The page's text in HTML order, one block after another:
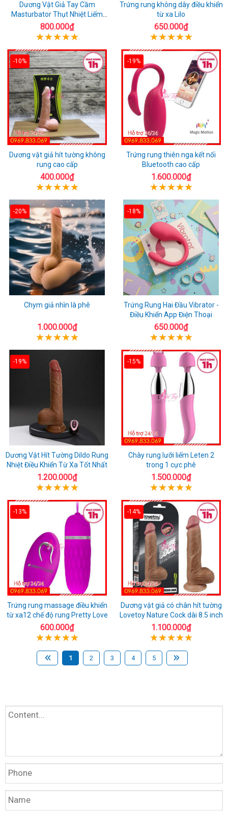
Dương Vật Giả Tay Cầm
Masturbator Thụt Nhiệt Liếm
Rung
800.000₫
Trứng rung không dây điều khiển
từ xa Lilo
650.000₫
-10%
Dương vật giả hít tường không
rung cao cấp
400.000₫
-19%
Trứng rung thiên nga kết nối
Bluetooth cao cấp
1.600.000₫
-20%
Chym giả nhìn là phê
1.000.000₫
-18%
Trứng Rung Hai Đầu Vibrator -
Điều Khiển App Điện Thoại
650.000₫
-19%
Dương Vật Hít Tường Dildo Rung
Nhiệt Điều Khiển Từ Xa Tốt Nhất
1.200.000₫
-15%
Chày rung lưỡi liếm Leten 2
trong 1 cực phê
1.500.000₫
-13%
Trứng rung massage điều khiển
từ xa12 chế độ rung Pretty Love
600.000₫
-14%
Dương vật giả có chân hít tường
Lovetoy Nature Cock dài 8.5 inch
1.100.000₫
1 2 3 4 5